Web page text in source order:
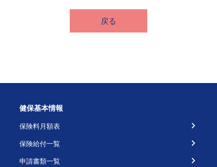
戻る
健保基本情報
保険料月額表
保険給付一覧
申請書類一覧